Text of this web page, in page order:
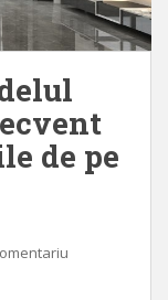
de pe